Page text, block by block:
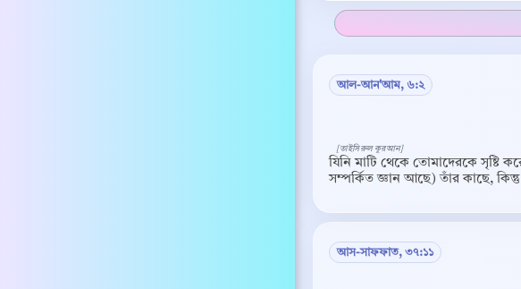
আল-আন'আম, ৬:২
যিনি মাটি থেকে তোমাদেরকে সৃষ্টি
সম্পর্কিত জ্ঞান আছে) তাঁর কাছে,
[তাইসিরুল কুরআন]
আস-সাফফাত, ৩৭:১১